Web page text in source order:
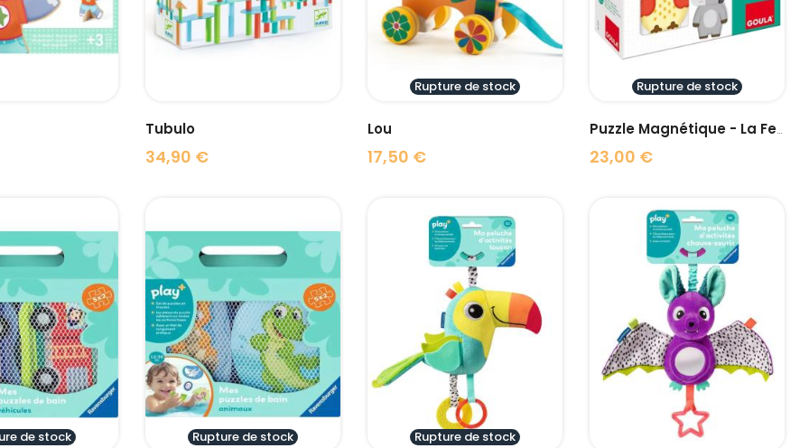
Tubulo
34,90 €
Prix
Rupture de stock
Lou
17,50 €
Prix
Rupture de stock
Puzzle Magnétique - La Ferme
23,00 €
Prix
visibility
de stock
visibility
Rupture de stock
visibility
Rupture de stock
visibility